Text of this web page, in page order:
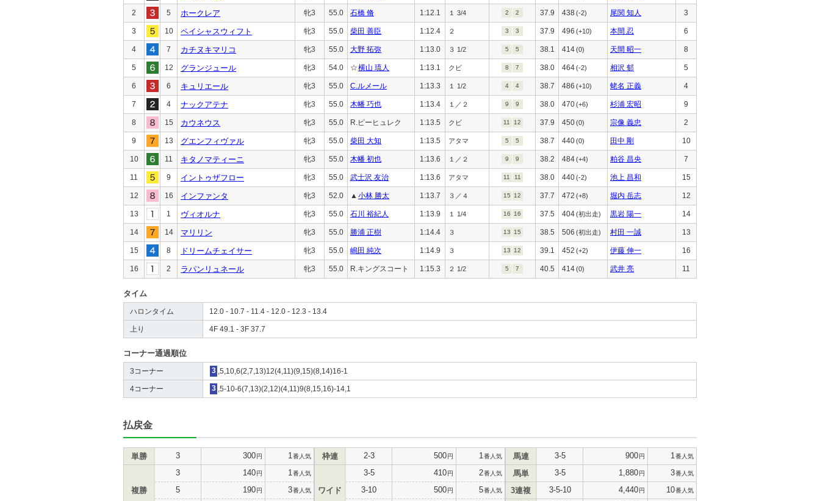
2 5 ホークレア 牝3 55.0 石橋 脩 1:12.1 １ 3/4 2 2 37.9 438 (-2) 尾関 知人 3
3 10 ペイシャスウィフト 牝3 55.0 柴田 善臣 1:12.4 ２ 3 3 37.9 496 (+10) 本間 忍 6
4 7 カチヌキマリコ 牝3 55.0 大野 拓弥 1:13.0 ３ 1/2 5 5 38.1 414(0) 天間 昭一 8
5 12 グランジュール 牝3 54.0 ☆横山 琉人 1:13.1 クビ 8 7 38.0 464(-2) 相沢 郁 5
6 6 キュリエール 牝3 55.0 C.ルメール 1:13.3 １ 1/2 4 4 38.7 486 (+10) 蛯名 正義 4
7 4 ナックアテナ 牝3 55.0 木幡 巧也 1:13.4 １／２ 9 9 38.0 470(+6) 杉浦 宏昭 9
8 15 カウネウス 牝3 55.0 R.ピーヒュレク 1:13.5 クビ 11 12 37.9 450(0) 宗像 義忠 2
9 13 グエンフィヴァル 牝3 55.0 柴田 大知 1:13.5 アタマ 5 5 38.7 440(0) 田中 剛 10
10 11 キタノマティーニ 牝3 55.0 木幡 初也 1:13.6 １／２ 9 9 38.2 484(+4) 粕谷 昌央 7
11 9 イントゥザフロー 牝3 55.0 武士沢 友治 1:13.6 アタマ 11 11 38.0 440(-2) 池上 昌和 15
12 16 インファンタ 牝3 52.0 ▲ 小林 勝太 1:13.7 ３／４ 15 12 37.7 472 (+8) 堀内 岳志 12
13 1 ヴィオルナ 牝3 55.0 石川 裕紀人 1:13.9 １ 1/4 16 16 37.5 404(初出走) 黒岩 陽一 14
14 14 マリリン 牝3 55.0 勝浦 正樹 1:14.4 ３ 13 15 38.5 506 (初出走) 村田 一誠 13
15 8 ドリームチェイサー 牝3 55.0 嶋田 純次 1:14.9 ３ 13 12 39.1 452 (+2) 伊藤 伸一 16
16 2 ラパンリュネール 牝3 55.0 R.キングスコート 1:15.3 ２ 1/2 5 7 40.5 414(0) 武井 亮 11
タイム
ハロンタイム 12.0 - 10.7 - 11.4 - 12.0 - 12.3 - 13.4
上り 4F 49.1 - 3F 37.7
コーナー通過順位
3コーナー 3 ,5,10,6(2,7,13)12(4,11)(9,15)(8,14)16-1
4コーナー 3 ,5-10-6(7,13)(2,12)(4,11)9(8,15,16)-14,1
払戻金
単勝 3 300円 1 番人気
複勝
3 140円 1 番人気
5 190円 3番人気
枠連 2-3 500円 1 番人気
ワイド
3-5 410円 2番人気
3-10 500円 5番人気
馬連 3-5 900円 1 番人気
馬単 3-5 1,880円 3番人気
3連複 3-5-10 4,440円 10番人気